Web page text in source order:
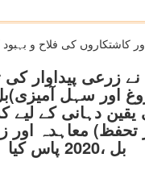
کاشتکاروں کی فلاح و
نے زرعی پیداوار کی
دہانی کے لیے
تحفظ) معاہدہ
بل ،2020 پاس کیا